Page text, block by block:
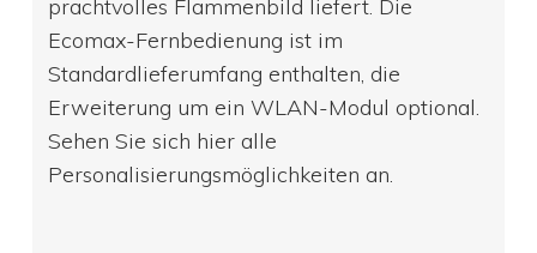
prachtvolles Flammenbild liefert. Die
Ecomax-Fernbedienung ist im
Standardlieferumfang enthalten, die
Erweiterung um ein WLAN-Modul optional.
Sehen Sie sich hier alle
Personalisierungsmöglichkeiten an.